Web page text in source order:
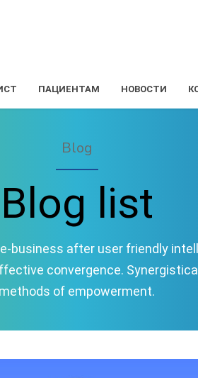
ПАЦИЕНТАМ НОВОСТИ
Blog
Blog list
business after user friendly
convergence.
methods of empowerment.